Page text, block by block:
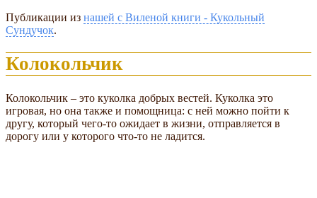
Публикации из нашей с Виленой книги - Кукольный
Сундучок.
Колокольчик
Колокольчик – это куколка добрых вестей. Куколка это
игровая, но она также и помощница: с ней можно пойти к
другу, который чего-то ожидает в жизни, отправляется в
дорогу или у которого что-то не ладится.